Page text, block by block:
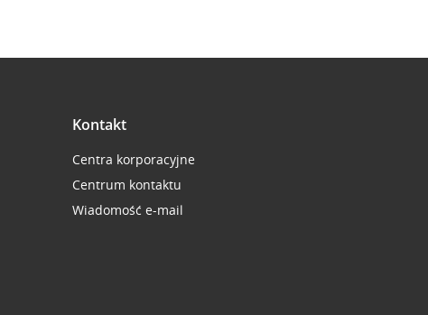
Kontakt
Centra korporacyjne
Centrum kontaktu
Wiadomość e-mail